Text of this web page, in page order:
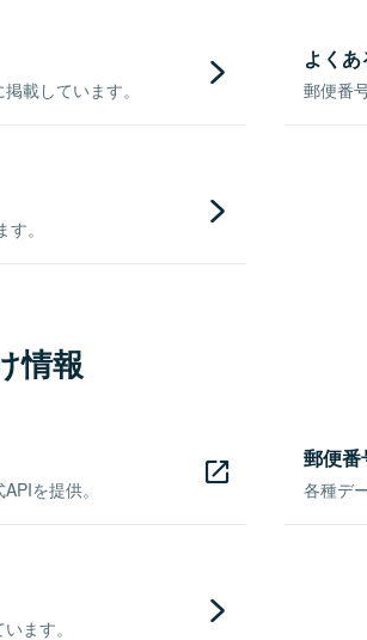
載しています。
よく
郵便番
。
情報
を提供。
郵便番
各種デ
ます。